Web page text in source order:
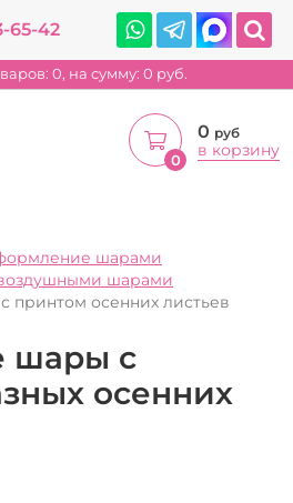
65-42
0, на сумму: 0 руб.
0
0 руб
в корзину
шарами
шарами
принтом осенних листьев
шары с
осенних